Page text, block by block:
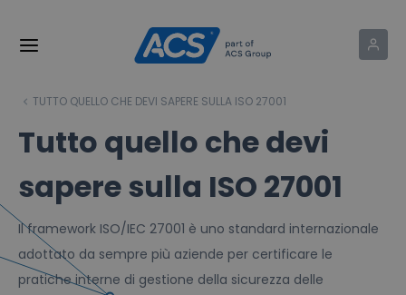
TUTTO QUELLO CHE DEVI SAPERE SULLA ISO 27001
Tutto quello che devi
sapere sulla ISO 27001
Il framework ISO/IEC 27001 è uno standard internazionale
adottato da sempre più aziende per certificare le
pratiche interne di gestione della sicurezza delle